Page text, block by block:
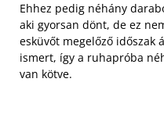
Ehhez pedig néhány
aki gyorsan dönt, de ez
esküvőt megelőző időszak
ismert, így a ruhapróba
van kötve.